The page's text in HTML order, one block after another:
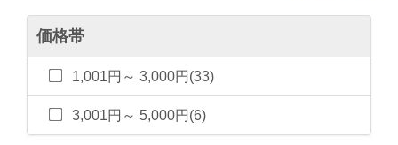
価格帯
1,001円～ 3,000円(33)
3,001円～ 5,000円(6)